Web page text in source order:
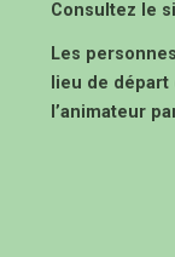
Consultez le
Les
lieu de
l’animateur